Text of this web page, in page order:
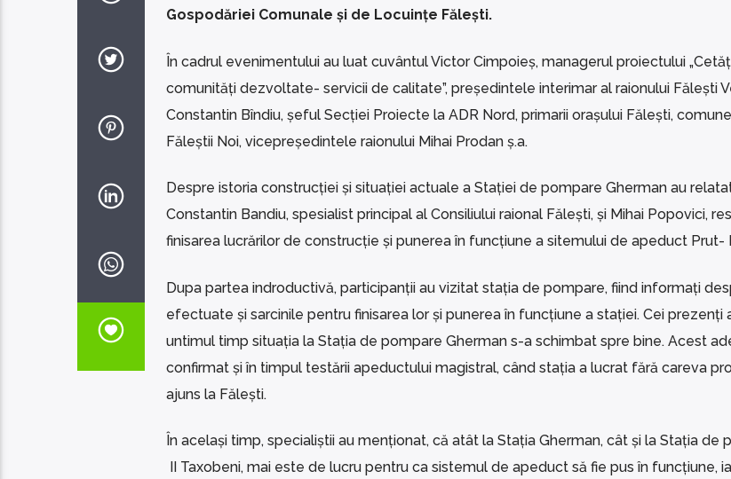
Gospodăriei Comunale și de Locuințe Fălești.
În cadrul evenimentului au luat cuvântul Victor Cimpoieș, managerul proiectului
comunități dezvoltate- servicii de calitate”, președintele interimar al raionului Fălești
Constantin Bîndiu, șeful Secției Proiecte la ADR Nord, primarii orașului Fălești,
Făleștii Noi, vicepreședintele raionului Mihai Prodan ș.a.
Despre istoria construcției și situației actuale a Stației de pompare Gherman au
Constantin Bandiu, spesialist principal al Consiliului raional Fălești, și Mihai Popovici,
finisarea lucrărilor de construcție și punerea în funcțiune a sitemului de apeduct Prut-
Dupa partea indroductivă, participanții au vizitat stația de pompare, fiind informați
efectuate și sarcinile pentru finisarea lor și punerea în funcțiune a stației. Cei prezenți
untimul timp situația la Stația de pompare Gherman s-a schimbat spre bine. Acest
confirmat și în timpul testării apeductului magistral, când stația a lucrat fără careva
ajuns la Fălești.
În același timp, specialiștii au menționat, că atât la Stația Gherman, cât și la Stația de
II Taxobeni, mai este de lucru pentru ca sistemul de apeduct să fie pus în funcțiune,